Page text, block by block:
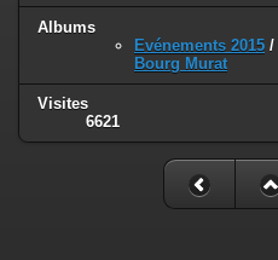
Albums
Evénements 2015 /
Bourg Murat
Visites
6621